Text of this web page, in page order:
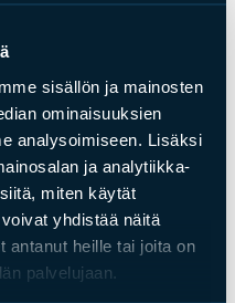
sisällön ja mainosten
ominaisuuksien
analysoimiseen. Lisäksi
ja analytiikka-
miten käytät
yhdistää näitä
antanut heille tai joita on
palvelujaan.
moderneiksi ja